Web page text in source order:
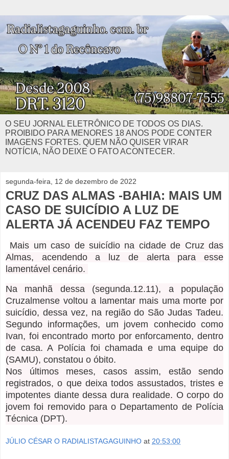
O SEU JORNAL ELETRÔNICO DE TODOS OS DIAS.
PROIBIDO PARA MENORES 18 ANOS PODE CONTER
IMAGENS FORTES. QUEM NÃO QUISER VIRAR
NOTÍCIA, NÃO DEIXE O FATO ACONTECER.
segunda-feira, 12 de dezembro de 2022
CRUZ DAS ALMAS -BAHIA: MAIS UM
CASO DE SUICÍDIO A LUZ DE
ALERTA JÁ ACENDEU FAZ TEMPO
Mais um caso de suicídio na cidade de Cruz das
Almas, acendendo a luz de alerta para esse
lamentável cenário.
Na manhã dessa (segunda.12.11), a população
Cruzalmense voltou a lamentar mais uma morte por
suicídio, dessa vez, na região do São Judas Tadeu.
Segundo informações, um jovem conhecido como
Ivan, foi encontrado morto por enforcamento, dentro
de casa. A Polícia foi chamada e uma equipe do
(SAMU), constatou o óbito.
Nos últimos meses, casos assim, estão sendo
registrados, o que deixa todos assustados, tristes e
impotentes diante dessa dura realidade. O corpo do
jovem foi removido para o Departamento de Polícia
Técnica (DPT).
JÚLIO CÉSAR O RADIALISTAGAGUINHO at 20:53:00